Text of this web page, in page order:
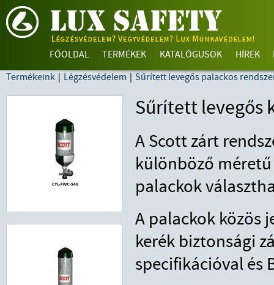
FŐOLDAL TERMÉKEK KATALÓGUSOK HÍREK
Termékeink | Légzésvédelem | Sűrített levegős palackos
Sűrített levegős
A Scott zárt
különböző
palackok
A palackok közös
kerék biztonsági
specifikációval és